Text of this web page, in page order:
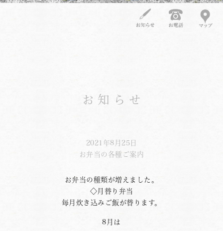
お知らせ
2021年8月25日
お弁当の各種ご案内
お弁当の種類が増えました。
◇月替り弁当
毎月炊き込みご飯が替ります。
8月は